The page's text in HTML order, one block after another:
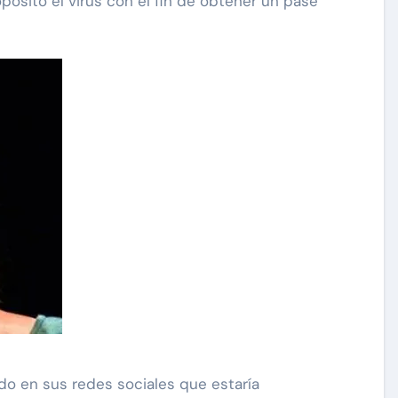
en sus redes sociales que estaría
de